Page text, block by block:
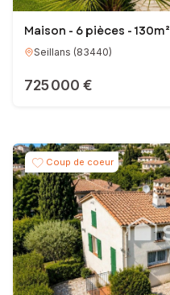
Maison - 6 pièces - 130m²
Seillans (83440)
725 000 €
Coup de coeur